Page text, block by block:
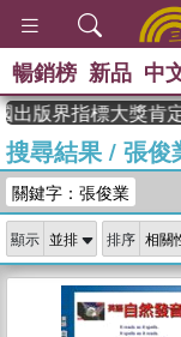
暢銷榜 新品 中
版界指標大獎肯
搜尋結果/ 張俊
關鍵字：張俊業
顯示 排序